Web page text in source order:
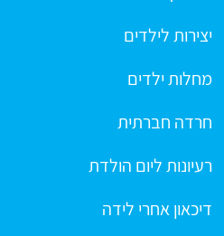
יצירות לילדים
מחלות ילדים
חרדה חברתית
רעיונות ליום הולדת
דיכאון אחרי לידה